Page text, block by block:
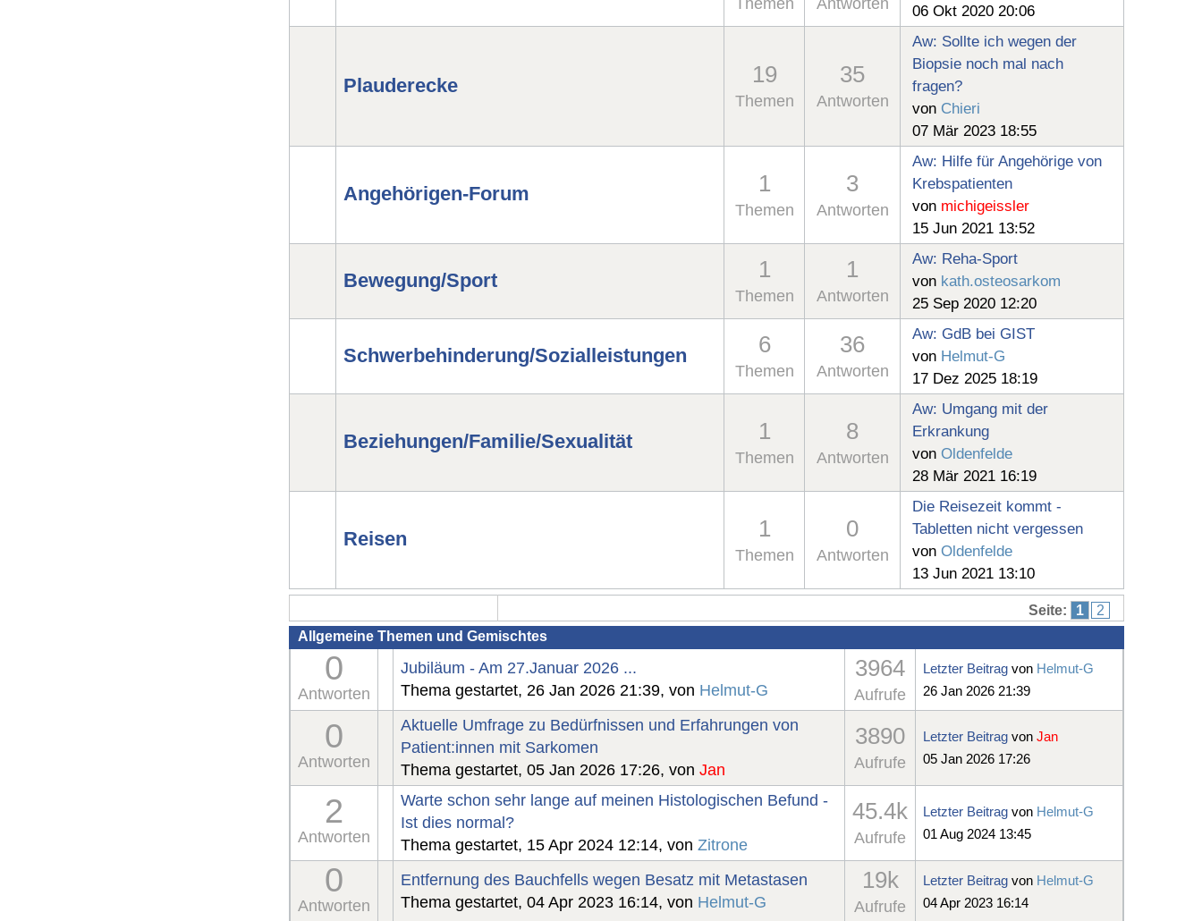
Themen Antworten
06 Okt 2020 20:06
Plauderecke 19
Themen
35
Antworten
Aw: Sollte ich wegen der
Biopsie noch mal nach
fragen?
von Chieri
07 Mär 2023 18:55
Angehörigen-Forum 1
Themen
3
Antworten
Aw: Hilfe für Angehörige von
Krebspatienten
von michigeissler
15 Jun 2021 13:52
Bewegung/Sport 1
Themen
1
Antworten
Aw: Reha-Sport
von kath.osteosarkom
25 Sep 2020 12:20
Schwerbehinderung/Sozialleistungen 6
Themen
36
Antworten
Aw: GdB bei GIST
von Helmut-G
17 Dez 2025 18:19
Beziehungen/Familie/Sexualität 1
Themen
8
Antworten
Aw: Umgang mit der
Erkrankung
von Oldenfelde
28 Mär 2021 16:19
Reisen 1
Themen
0
Antworten
Die Reisezeit kommt -
Tabletten nicht vergessen
von Oldenfelde
13 Jun 2021 13:10
Seite: 1
2
Allgemeine Themen und Gemischtes
0
Antworten
Jubiläum - Am 27.Januar 2026 ...
Thema gestartet, 26 Jan 2026 21:39, von Helmut-G
3964
Aufrufe
Letzter Beitrag von Helmut-G
26 Jan 2026 21:39
0
Antworten
Aktuelle Umfrage zu Bedürfnissen und Erfahrungen von
Patient:innen mit Sarkomen
Thema gestartet, 05 Jan 2026 17:26, von Jan
3890
Aufrufe
Letzter Beitrag von Jan
05 Jan 2026 17:26
2
Antworten
Warte schon sehr lange auf meinen Histologischen Befund -
Ist dies normal?
Thema gestartet, 15 Apr 2024 12:14, von Zitrone
45.4k
Aufrufe
Letzter Beitrag von Helmut-G
01 Aug 2024 13:45
0
Antworten
Entfernung des Bauchfells wegen Besatz mit Metastasen
Thema gestartet, 04 Apr 2023 16:14, von Helmut-G
19k
Aufrufe
Letzter Beitrag von Helmut-G
04 Apr 2023 16:14